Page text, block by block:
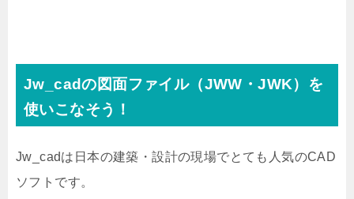
Jw_cadの図面ファイル（JWW・JWK）を
使いこなそう！
Jw_cadは日本の建築・設計の現場でとても人気のCAD
ソフトです。